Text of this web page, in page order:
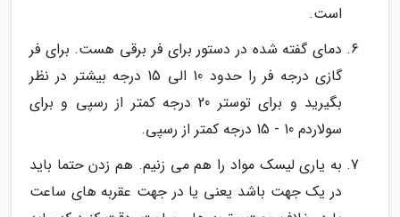
است.
دمای گفته شده در دستور برای فر برقی هست. برای فر
گازی درجه فر را حدود 10 الی 15 درجه بیشتر در نظر
بگیرید و برای توستر 20 درجه کمتر از رسپی و برای
سولاردم 10 - 15 درجه کمتر از رسپی.
به یاری لیسک مواد را هم می زنیم. هم زدن حتما باید
در یک جهت باشد یعنی یا در جهت عقربه های ساعت